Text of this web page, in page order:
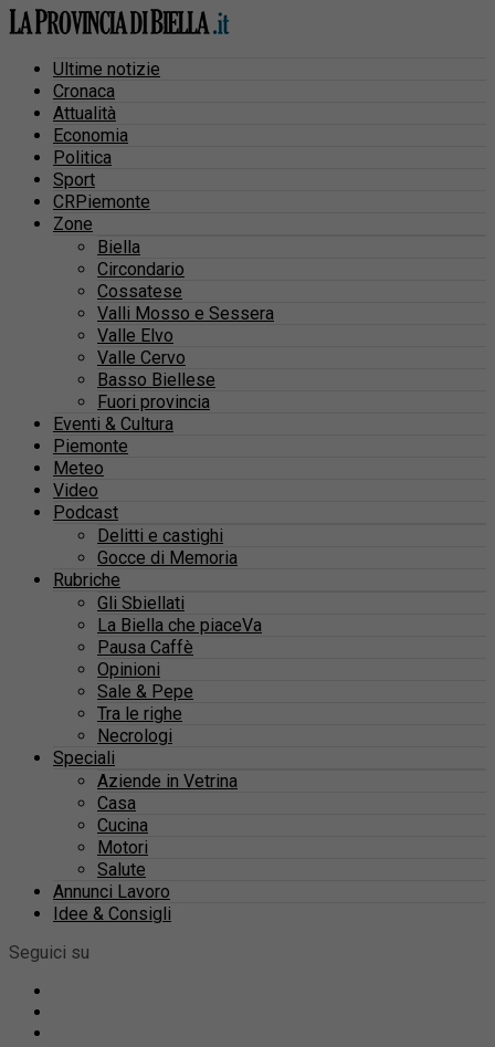
Ultime notizie
Cronaca
Attualità
Economia
Politica
Sport
CRPiemonte
Zone
Biella
Circondario
Cossatese
Valli Mosso e Sessera
Valle Elvo
Valle Cervo
Basso Biellese
Fuori provincia
Eventi & Cultura
Piemonte
Meteo
Video
Podcast
Delitti e castighi
Gocce di Memoria
Rubriche
Gli Sbiellati
La Biella che piaceVa
Pausa Caffè
Opinioni
Sale & Pepe
Tra le righe
Necrologi
Speciali
Aziende in Vetrina
Casa
Cucina
Motori
Salute
Annunci Lavoro
Idee & Consigli
Seguici su